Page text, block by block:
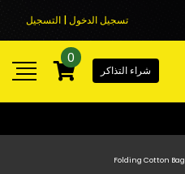
تسجيل الدخول | التسجيل
شراء التذاكر
0
Folding Cotton Bag